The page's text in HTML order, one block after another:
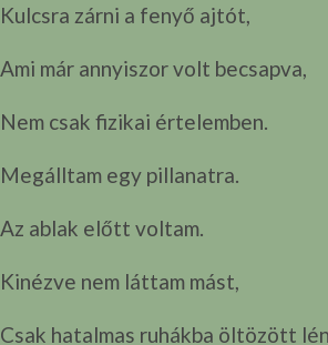
Kulcsra zárni a fenyő ajtót,
Ami már annyiszor volt becsapva,
Nem csak fizikai értelemben.
Megálltam egy pillanatra.
Az ablak előtt voltam.
Kinézve nem láttam mást,
Csak hatalmas ruhákba öltözött